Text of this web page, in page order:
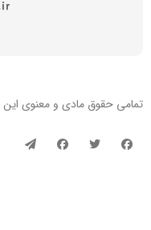
تمامی حقوق مادی و معنوی این